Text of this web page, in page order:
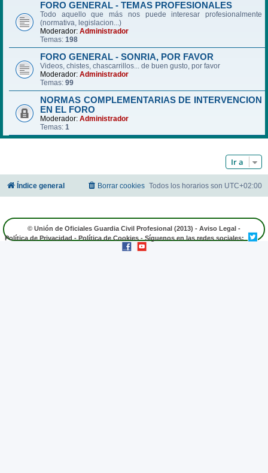
FORO GENERAL - TEMAS PROFESIONALES
Todo aquello que más nos puede interesar profesionalmente
(normativa, legislacion...)
Moderador: Administrador
Temas: 198
FORO GENERAL - SONRIA, POR FAVOR
Videos, chistes, chascarrillos... de buen gusto, por favor
Moderador: Administrador
Temas: 99
NORMAS COMPLEMENTARIAS DE INTERVENCION
EN EL FORO
Moderador: Administrador
Temas: 1
Ir a
Índice general Todos los horarios son UTC+02:00
Borrar cookies
© Unión de Oficiales Guardia Civil Profesional (2013) - Aviso Legal -
Política de Privacidad - Política de Cookies - Síguenos en las redes sociales: